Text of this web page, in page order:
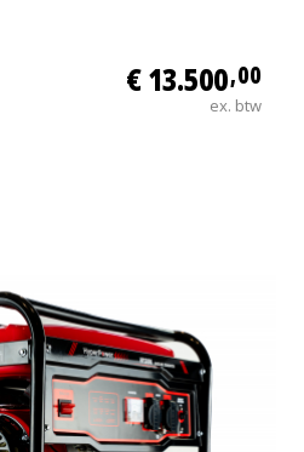
€ 13.500,00
ex. btw